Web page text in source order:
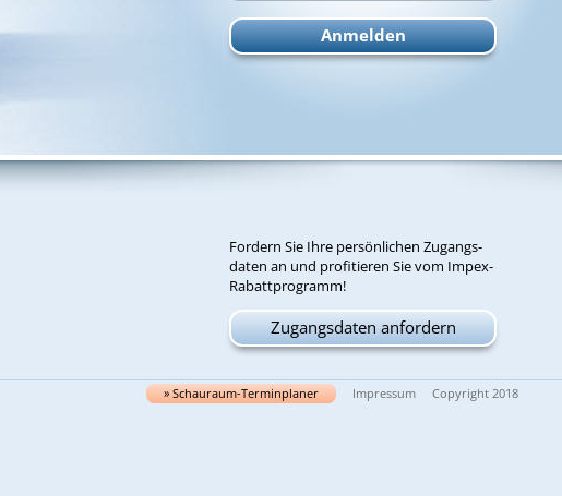
For­dern Sie Ih­re per­sön­li­chen Zu­gangs­
da­ten an und pro­fi­tie­ren Sie vom Im­pex-
Ra­batt­pro­gramm!
Zugangsdaten anfordern
» Schau­raum-Ter­min­pla­ner Impressum Copyright 2018